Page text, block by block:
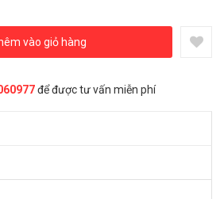
vào giỏ hàng
để được tư vấn miễn phí